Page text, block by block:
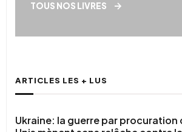
TOUS NOS LIVRES
ARTICLES LES + LUS
Ukraine: la guerre par procuration